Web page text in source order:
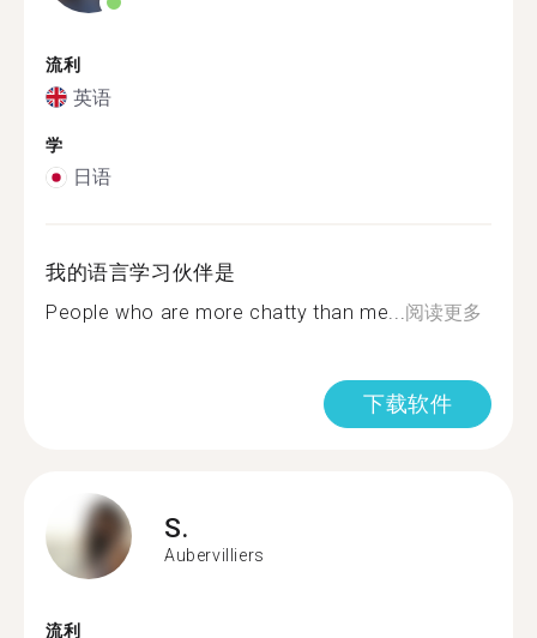
流利
英语
学
日语
我的语言学习伙伴是
People who are more chatty than me...阅读更多
下载软件
S.
Aubervilliers
流利